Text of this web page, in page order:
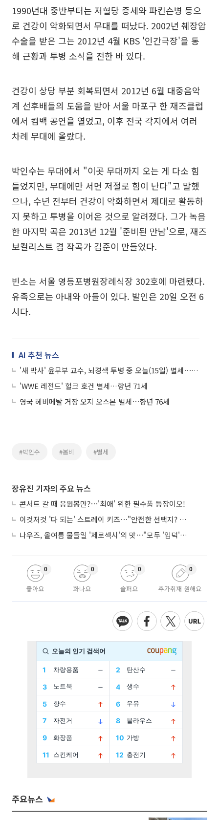
1990년대 중반부터는 저혈당 증세와 파킨슨병 등으
로 건강이 악화되면서 무대를 떠났다. 2002년 췌장암
수술을 받은 그는 2012년 4월 KBS '인간극장'을 통
해 근황과 투병 소식을 전한 바 있다.
건강이 상당 부분 회복되면서 2012년 6월 대중음악
계 선후배들의 도움을 받아 서울 마포구 한 재즈클럽
에서 컴백 공연을 열었고, 이후 전국 각지에서 여러
차례 무대에 올랐다.
박인수는 무대에서 "이곳 무대까지 오는 게 다소 힘
들었지만, 무대에만 서면 저절로 힘이 난다"고 말했
으나, 수년 전부터 건강이 악화하면서 제대로 활동하
지 못하고 투병을 이어온 것으로 알려졌다. 그가 녹음
한 마지막 곡은 2013년 12월 '준비된 만남'으로, 재즈
보컬리스트 겸 작곡가 김준이 만들었다.
빈소는 서울 영등포병원장례식장 302호에 마련됐다.
유족으로는 아내와 아들이 있다. 발인은 20일 오전 6
시다.
AI 추천 뉴스
'새 박사' 윤무부 교수, 뇌경색 투병 중 오늘(15일) 별세⋯향년 84세
'WWE 레전드' 헐크 호건 별세…향년 71세
영국 헤비메탈 거장 오지 오스본 별세⋯향년 76세
#박인수 #봄비 #별세
장유진 기자의 주요 뉴스
콘서트 갈 때 응원봉만?⋯'최애' 위한 필수품 등장이오!
이것저것 '다 되는' 스트레이 키즈⋯"안전한 선택지? 도전이 재밌죠"
나우즈, 올여름 물들일 '제로섹시'의 맛⋯"모두 '입덕'시킬 것"
좋아요
0
화나요
0
슬퍼요
0
추가취재 원해요
0
주요뉴스